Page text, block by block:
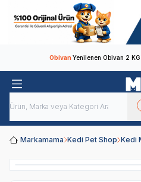
ObivanYenilenen Obivan 2 KG
Markamama Kedi Pet Shop Kedi